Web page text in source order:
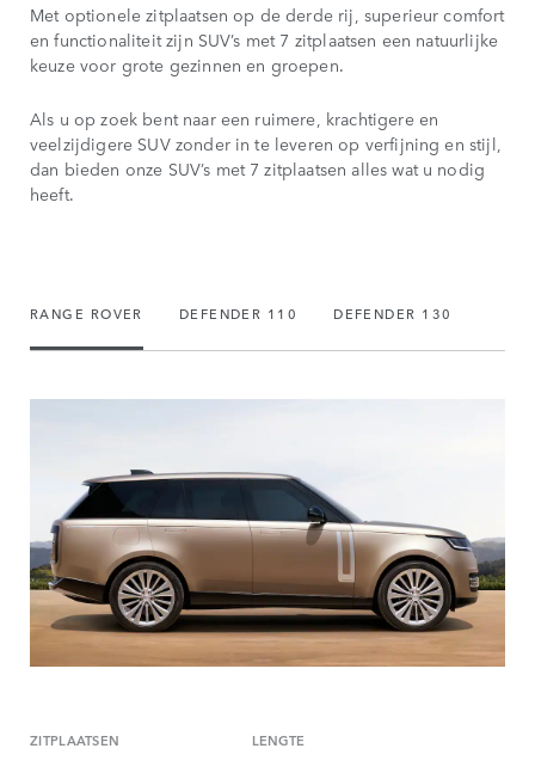
Met optionele zitplaatsen op de derde rij, superieur comfort
en functionaliteit zijn SUV’s met 7 zitplaatsen een natuurlijke
keuze voor grote gezinnen en groepen.
Als u op zoek bent naar een ruimere, krachtigere en
veelzijdigere SUV zonder in te leveren op verfijning en stijl,
dan bieden onze SUV’s met 7 zitplaatsen alles wat u nodig
heeft.
RANGE ROVER DEFENDER 110 DEFENDER 130
ZITPLAATSEN LENGTE